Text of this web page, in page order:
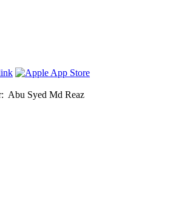
Abu Syed Md Reaz